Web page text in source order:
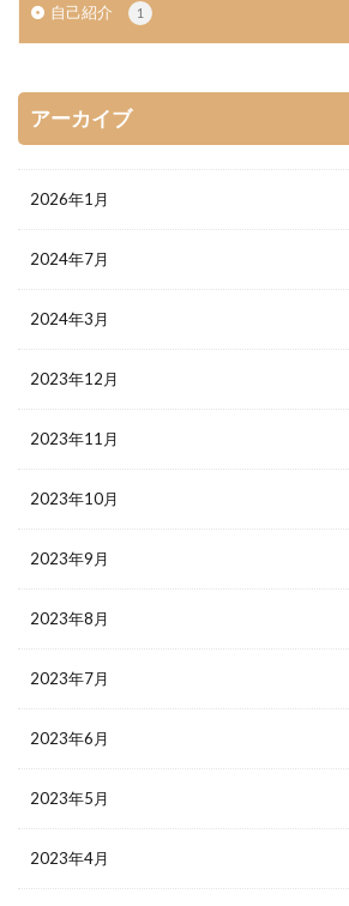
自己紹介 1
アーカイブ
2026年1月
2024年7月
2024年3月
2023年12月
2023年11月
2023年10月
2023年9月
2023年8月
2023年7月
2023年6月
2023年5月
2023年4月